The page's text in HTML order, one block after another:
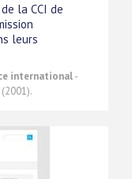
la CCI de
leurs
international-